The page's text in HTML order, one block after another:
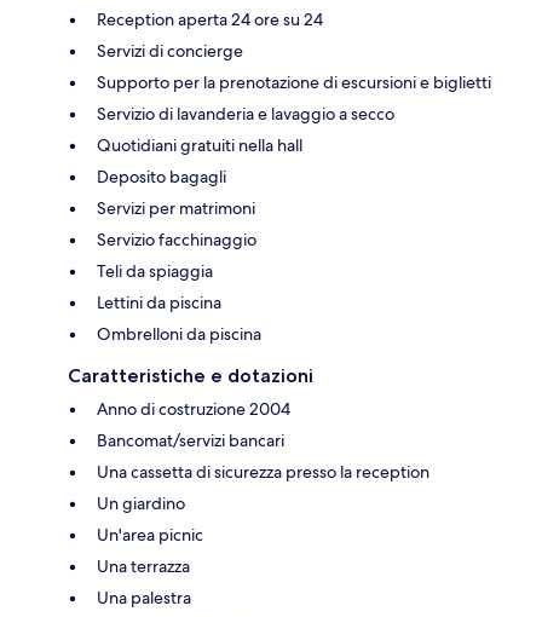
Reception aperta 24 ore su 24
Servizi di concierge
Supporto per la prenotazione di escursioni e biglietti
Servizio di lavanderia e lavaggio a secco
Quotidiani gratuiti nella hall
Deposito bagagli
Servizi per matrimoni
Servizio facchinaggio
Teli da spiaggia
Lettini da piscina
Ombrelloni da piscina
Caratteristiche e dotazioni
Anno di costruzione 2004
Bancomat/servizi bancari
Una cassetta di sicurezza presso la reception
Un giardino
Un'area picnic
Una terrazza
Una palestra